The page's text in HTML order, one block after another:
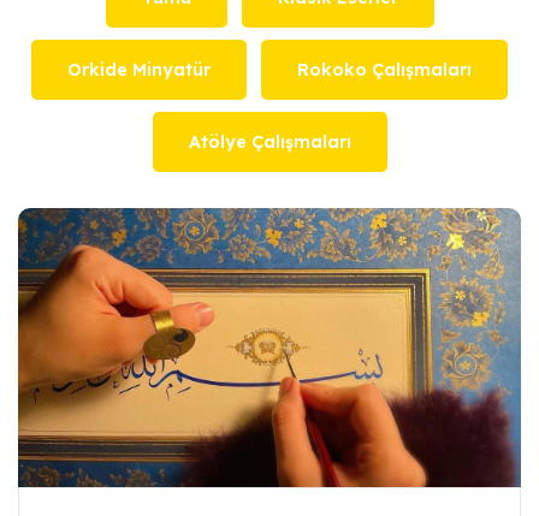
Tümü
Klasik Eserler
Orkide Minyatür
Orkide Minyatür
Rokoko Çalışmaları
Rokoko Çalışmaları
Atölye Çalışmaları
Atölye Çalışmaları